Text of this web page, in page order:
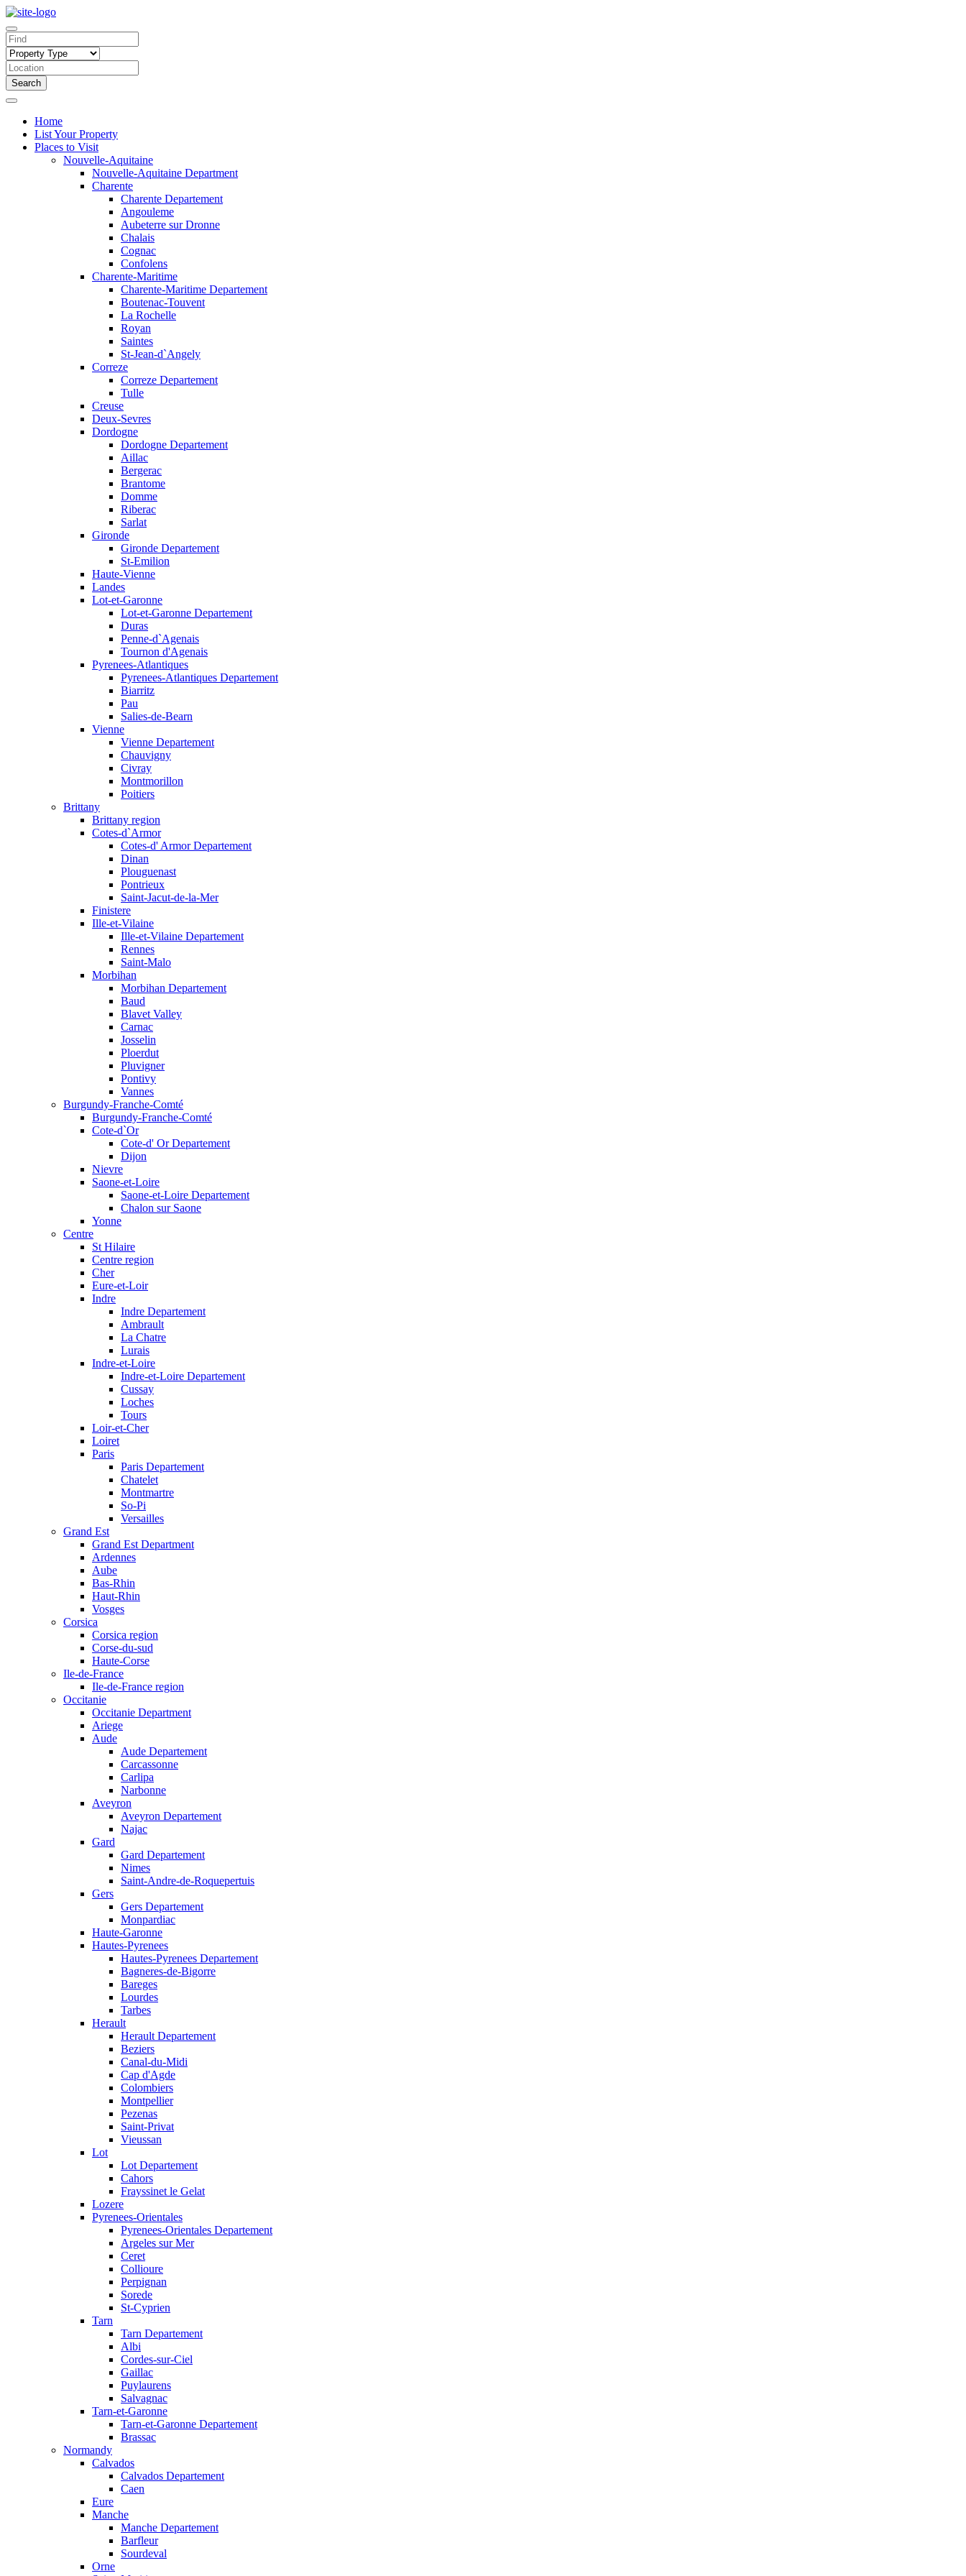
Search
Home
List Your Property
Places to Visit
Nouvelle-Aquitaine
Nouvelle-Aquitaine Department
Charente
Charente Departement
Angouleme
Aubeterre sur Dronne
Chalais
Cognac
Confolens
Charente-Maritime
Charente-Maritime Departement
Boutenac-Touvent
La Rochelle
Royan
Saintes
St-Jean-d`Angely
Correze
Correze Departement
Tulle
Creuse
Deux-Sevres
Dordogne
Dordogne Departement
Aillac
Bergerac
Brantome
Domme
Riberac
Sarlat
Gironde
Gironde Departement
St-Emilion
Haute-Vienne
Landes
Lot-et-Garonne
Lot-et-Garonne Departement
Duras
Penne-d`Agenais
Tournon d'Agenais
Pyrenees-Atlantiques
Pyrenees-Atlantiques Departement
Biarritz
Pau
Salies-de-Bearn
Vienne
Vienne Departement
Chauvigny
Civray
Montmorillon
Poitiers
Brittany
Brittany region
Cotes-d`Armor
Cotes-d' Armor Departement
Dinan
Plouguenast
Pontrieux
Saint-Jacut-de-la-Mer
Finistere
Ille-et-Vilaine
Ille-et-Vilaine Departement
Rennes
Saint-Malo
Morbihan
Morbihan Departement
Baud
Blavet Valley
Carnac
Josselin
Ploerdut
Pluvigner
Pontivy
Vannes
Burgundy-Franche-Comté
Burgundy-Franche-Comté
Cote-d`Or
Cote-d' Or Departement
Dijon
Nievre
Saone-et-Loire
Saone-et-Loire Departement
Chalon sur Saone
Yonne
Centre
St Hilaire
Centre region
Cher
Eure-et-Loir
Indre
Indre Departement
Ambrault
La Chatre
Lurais
Indre-et-Loire
Indre-et-Loire Departement
Cussay
Loches
Tours
Loir-et-Cher
Loiret
Paris
Paris Departement
Chatelet
Montmartre
So-Pi
Versailles
Grand Est
Grand Est Department
Ardennes
Aube
Bas-Rhin
Haut-Rhin
Vosges
Corsica
Corsica region
Corse-du-sud
Haute-Corse
Ile-de-France
Ile-de-France region
Occitanie
Occitanie Department
Ariege
Aude
Aude Departement
Carcassonne
Carlipa
Narbonne
Aveyron
Aveyron Departement
Najac
Gard
Gard Departement
Nimes
Saint-Andre-de-Roquepertuis
Gers
Gers Departement
Monpardiac
Haute-Garonne
Hautes-Pyrenees
Hautes-Pyrenees Departement
Bagneres-de-Bigorre
Bareges
Lourdes
Tarbes
Herault
Herault Departement
Beziers
Canal-du-Midi
Cap d'Agde
Colombiers
Montpellier
Pezenas
Saint-Privat
Vieussan
Lot
Lot Departement
Cahors
Frayssinet le Gelat
Lozere
Pyrenees-Orientales
Pyrenees-Orientales Departement
Argeles sur Mer
Ceret
Collioure
Perpignan
Sorede
St-Cyprien
Tarn
Tarn Departement
Albi
Cordes-sur-Ciel
Gaillac
Puylaurens
Salvagnac
Tarn-et-Garonne
Tarn-et-Garonne Departement
Brassac
Normandy
Calvados
Calvados Departement
Caen
Eure
Manche
Manche Departement
Barfleur
Sourdeval
Orne